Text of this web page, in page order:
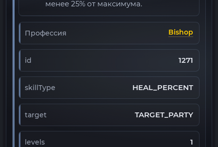
менее 25% от максимума.
Профессия Bishop
id 1271
skillType HEAL_PERCENT
target TARGET_PARTY
levels 1